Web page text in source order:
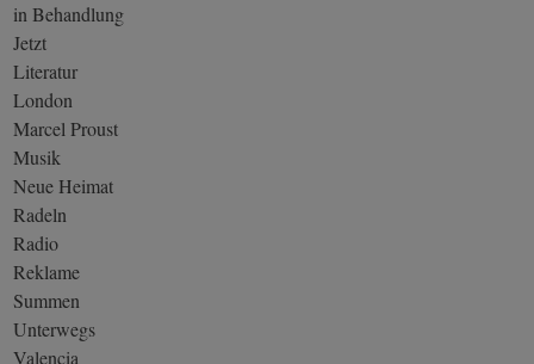
in Behandlung
Jetzt
Literatur
London
Marcel Proust
Musik
Neue Heimat
Radeln
Radio
Reklame
Summen
Unterwegs
Valencia